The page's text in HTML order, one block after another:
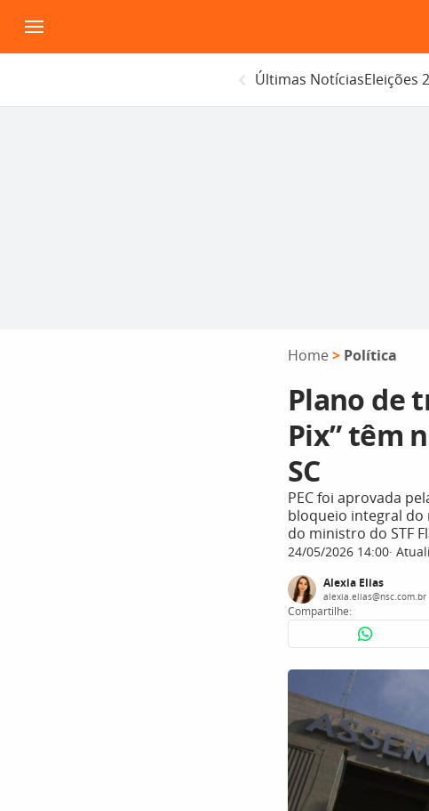
para
o
Últimas NotíciasEleições
Home > Política
Plano de
Pix” têm
SC
PEC foi aprovada
bloqueio integral do
do ministro do STF
24/05/2026 14:00
Alexia Elias
alexia.elias@nsc.com.br
Compartilhe: